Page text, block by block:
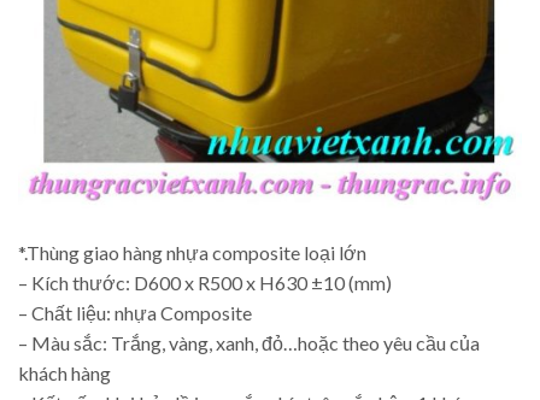
*.Thùng giao hàng nhựa composite loại lớn
– Kích thước: D600 x R500 x H630 ±10 (mm)
– Chất liệu: nhựa Composite
– Màu sắc: Trắng, vàng, xanh, đỏ…hoặc theo yêu cầu của
khách hàng